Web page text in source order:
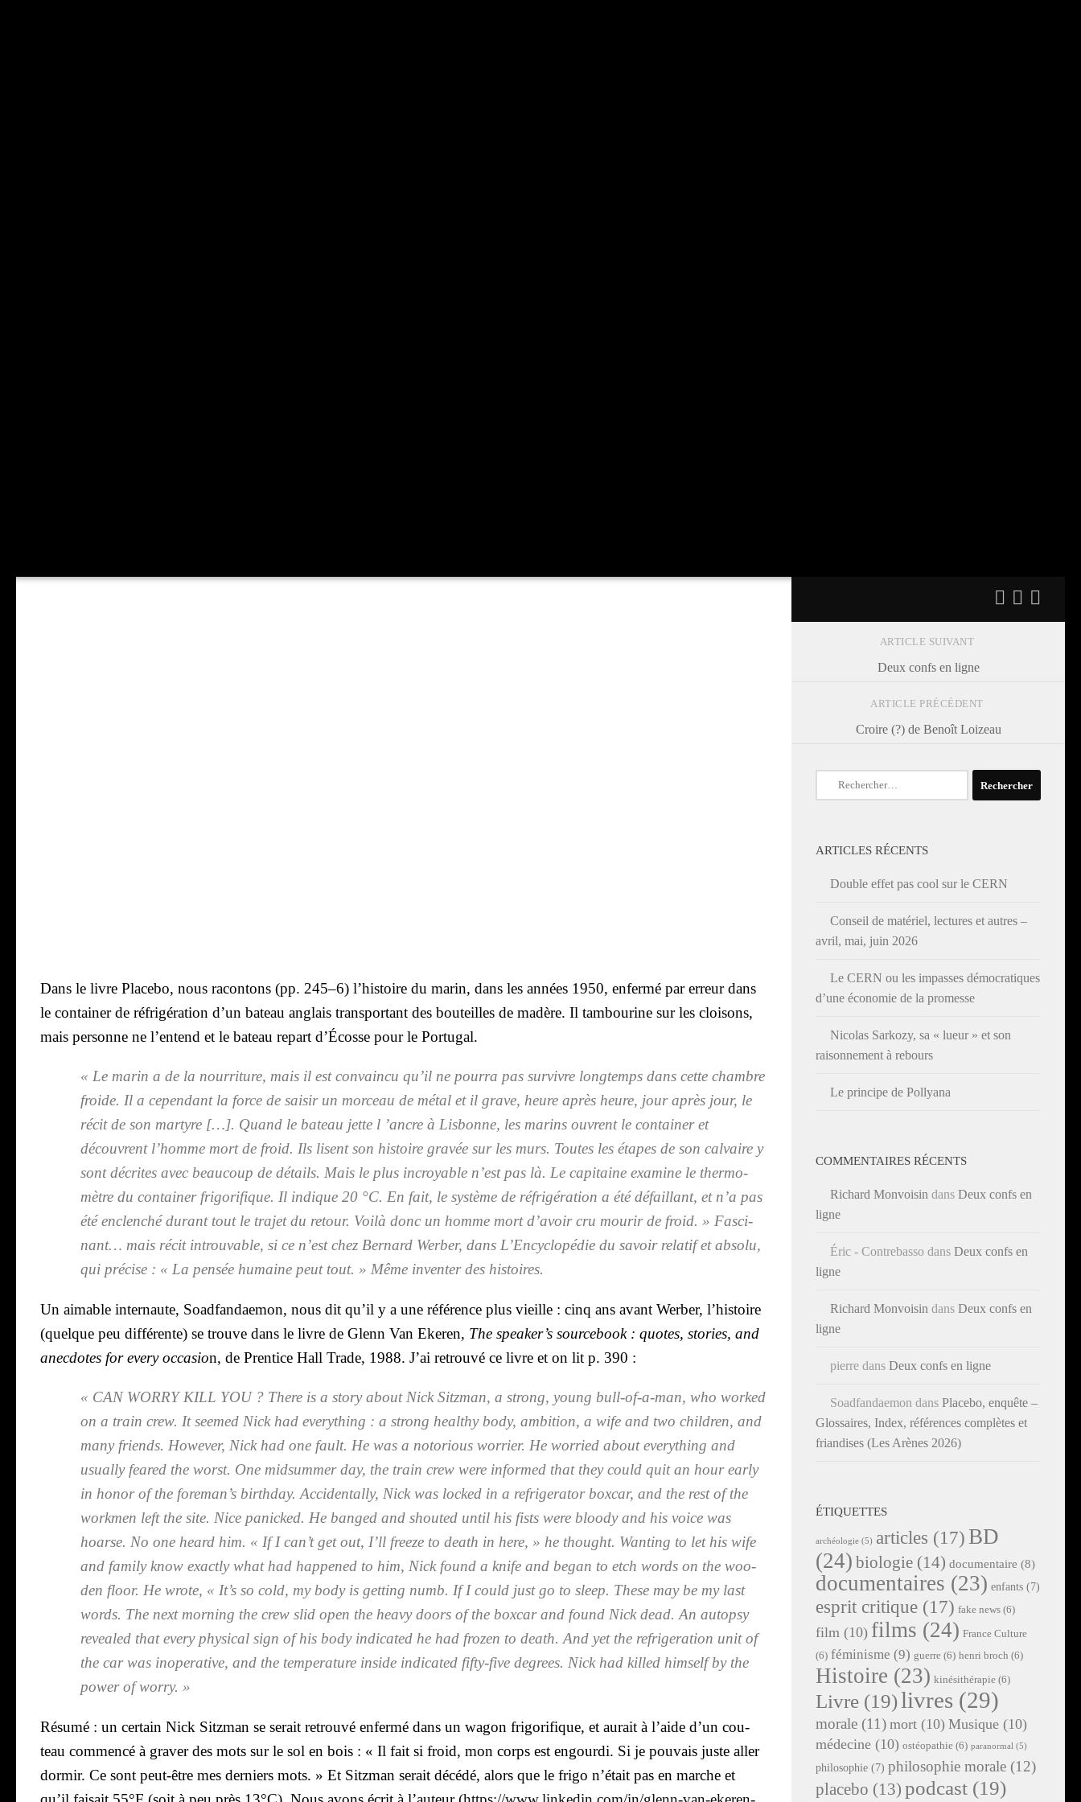
Dans le livre Pla­ce­bo, nous racon­tons (pp. 245–6) l’histoire du marin, dans les années 1950, enfer­mé par erreur dans
le contai­ner de réfri­gé­ra­tion ­d’un bateau anglais trans­por­tant des bou­teilles de madère. Il tam­bou­rine sur les cloi­sons,
mais per­sonne ne l­’entend et le bateau repart d’Écosse pour le Por­tu­gal.
« Le marin a de la nour­ri­ture, mais il est convain­cu qu’il ne pour­ra pas sur­vivre long­temps dans cette chambre
froide. Il a cepen­dant la force de sai­sir un mor­ceau de métal et il grave, heure après heure, jour après jour, le
récit de son mar­tyre […]. Quand le bateau jette l­ ’ancre à Lis­bonne, les marins ouvrent le contai­ner et
découvrent l­’homme mort de froid. Ils lisent son his­toire gra­vée sur les murs. Toutes les étapes de son cal­vaire y
sont décrites avec beau­coup de détails. Mais le plus incroyable n’est pas là. Le capi­taine exa­mine le ther­mo­
mètre du contai­ner fri­go­ri­fique. Il indique 20 °C. En fait, le sys­tème de ­réfri­gé­ra­tion a été défaillant, et n’a pas
été enclen­ché durant tout le tra­jet du retour. Voi­là donc un homme mort ­d’avoir cru mou­rir de froid. » Fas­ci­
nant… mais récit introu­vable, si ce n’est chez Ber­nard Wer­ber, dans ­L’Encyclopédie du savoir rela­tif et abso­lu,
qui pré­cise : « La pen­sée humaine peut tout. » Même inven­ter des his­toires.
Un aimable inter­naute, Soad­fan­dae­mon, nous dit qu’il y a une réfé­rence plus vieille : cinq ans avant Wer­ber, l’histoire
(quelque peu dif­fé­rente) se trouve dans le livre de Glenn Van Eke­ren, The spea­ker’s sour­ce­book : quotes, sto­ries, and
anec­dotes for eve­ry occa­sion, de Pren­tice Hall Trade, 1988. J’ai retrou­vé ce livre et on lit p. 390 :
« CAN WORRY KILL YOU ? There is a sto­ry about Nick Sitz­man, a strong, young bull-of-a-man, who wor­ked
on a train crew. It see­med Nick had eve­ry­thing : a strong heal­thy body, ambi­tion, a wife and two chil­dren, and
many friends. Howe­ver, Nick had one fault. He was a noto­rious wor­rier. He wor­ried about eve­ry­thing and
usual­ly fea­red the worst. One midsum­mer day, the train crew were infor­med that they could quit an hour ear­ly
in honor of the fore­man’s bir­th­day. Acci­den­tal­ly, Nick was locked in a refri­ge­ra­tor box­car, and the rest of the
work­men left the site. Nice pani­cked. He ban­ged and shou­ted until his fists were bloo­dy and his voice was
hoarse. No one heard him. « If I can’t get out, I’ll freeze to death in here, » he thought. Wan­ting to let his wife
and fami­ly know exact­ly what had hap­pe­ned to him, Nick found a knife and began to etch words on the woo­
den floor. He wrote, « It’s so cold, my body is get­ting numb. If I could just go to sleep. These may be my last
words. The next mor­ning the crew slid open the hea­vy doors of the box­car and found Nick dead. An autop­sy
revea­led that eve­ry phy­si­cal sign of his body indi­ca­ted he had fro­zen to death. And yet the refri­ge­ra­tion unit of
the car was inope­ra­tive, and the tem­pe­ra­ture inside indi­ca­ted fif­ty-five degrees. Nick had killed him­self by the
power of wor­ry. »
Résu­mé : un cer­tain Nick Sitz­man se serait retrou­vé enfer­mé dans un wagon fri­go­ri­fique, et aurait à l’aide d’un cou­
teau com­men­cé à gra­ver des mots sur le sol en bois : « Il fait si froid, mon corps est engour­di. Si je pou­vais juste aller
dor­mir. Ce sont peut-être mes der­niers mots. » Et Sitz­man serait décé­dé, alors que le fri­go n’était pas en marche et
ARTICLE SUIVANT
Deux confs en ligne
ARTICLE PRÉCÉDENT
Croire (?) de Benoît Loizeau
Rechercher :
ARTICLES RÉCENTS
Double effet pas cool sur le CERN
Conseil de matériel, lectures et autres –
avril, mai, juin 2026
Le CERN ou les impasses démocratiques
d’une économie de la promesse
Nicolas Sarkozy, sa « lueur » et son
raisonnement à rebours
Le principe de Pollyana
COMMENTAIRES RÉCENTS
Richard Monvoisin dans Deux confs en
ligne
Éric - Contrebasso dans Deux confs en
ligne
Richard Monvoisin dans Deux confs en
ligne
pierre dans Deux confs en ligne
Soadfandaemon dans Placebo, enquête –
Glossaires, Index, références complètes et
friandises (Les Arènes 2026)
ÉTIQUETTES
archéologie (5) articles (17) BD
(24) biologie (14) documentaire (8)
documentaires (23) enfants (7)
esprit critique (17) fake news (6)
film (10) films (24) France Culture
(6) féminisme (9) guerre (6) henri broch (6)
Histoire (23) kinésithérapie (6)
Livre (19)livres (29)
morale (11) mort (10) Musique (10)
médecine (10) ostéopathie (6) paranormal (5)
philosophie (7) philosophie morale (12)
placebo (13) podcast (19)